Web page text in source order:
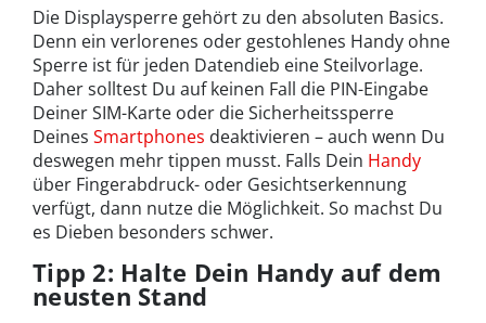
Die Displaysperre gehört zu den absoluten Basics.
Denn ein verlorenes oder gestohlenes Handy ohne
Sperre ist für jeden Datendieb eine Steilvorlage.
Daher solltest Du auf keinen Fall die PIN-Eingabe
Deiner SIM-Karte oder die Sicherheitssperre
Deines Smartphones deaktivieren – auch wenn Du
deswegen mehr tippen musst. Falls Dein Handy
über Fingerabdruck- oder Gesichtserkennung
verfügt, dann nutze die Möglichkeit. So machst Du
es Dieben besonders schwer.
Tipp 2: Halte Dein Handy auf dem
neusten Stand